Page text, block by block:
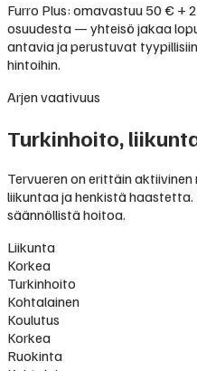
Furro Plus: omavastuu 50 € +
osuudesta — yhteisö jakaa
antavia ja perustuvat
hintoihin.
Arjen vaativuus
Turkinhoito,
Tervueren on erittäin
liikuntaa ja henkistä
säännöllistä hoitoa.
Liikunta
Korkea
Turkinhoito
Kohtalainen
Koulutus
Korkea
Ruokinta